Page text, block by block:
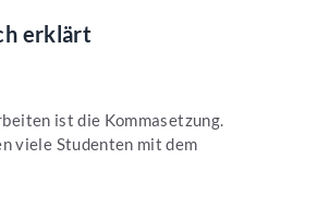
erklärt
ist die Kommasetzung.
viele Studenten mit dem